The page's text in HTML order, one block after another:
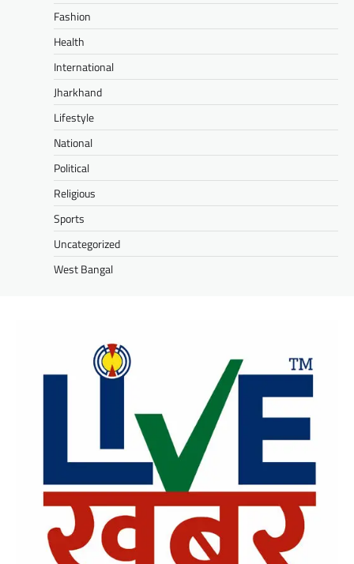
Fashion
Health
International
Jharkhand
Lifestyle
National
Political
Religious
Sports
Uncategorized
West Bangal